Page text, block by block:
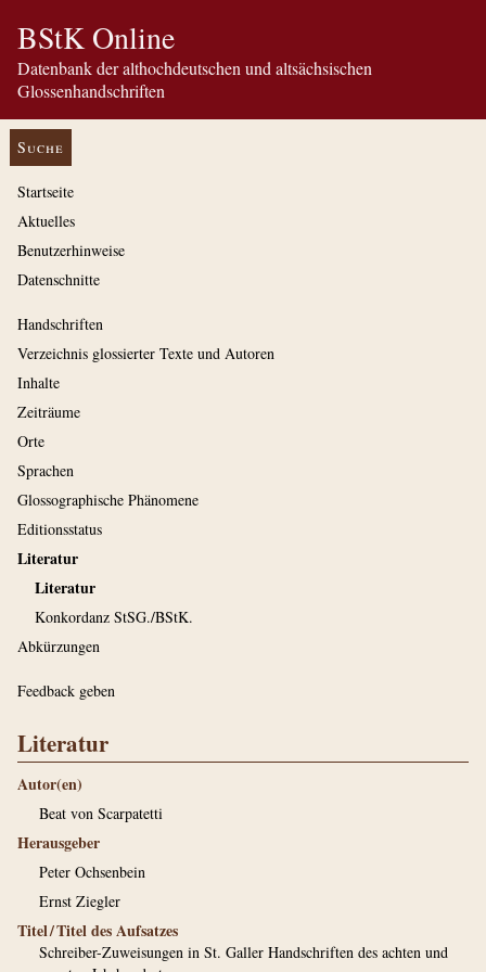
BStK Online
Datenbank der althochdeutschen und altsächsischen
Glossenhandschriften
Suche
Startseite
Aktuelles
Benutzerhinweise
Datenschnitte
Handschriften
Verzeichnis glossierter Texte und Autoren
Inhalte
Zeiträume
Orte
Sprachen
Glossographische Phänomene
Editionsstatus
Literatur
Literatur
Konkordanz StSG./BStK.
Abkürzungen
Feedback geben
Literatur
Autor(en)
Beat von Scarpatetti
Herausgeber
Peter Ochsenbein
Ernst Ziegler
Titel / Titel des Aufsatzes
Schreiber-Zuweisungen in St. Galler Handschriften des achten und